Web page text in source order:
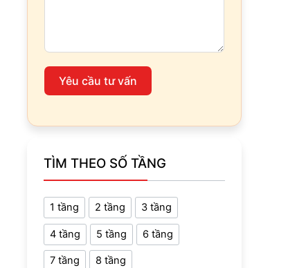
Yêu cầu tư vấn
TÌM THEO SỐ TẦNG
1 tầng 2 tầng 3 tầng
4 tầng 5 tầng 6 tầng
7 tầng 8 tầng